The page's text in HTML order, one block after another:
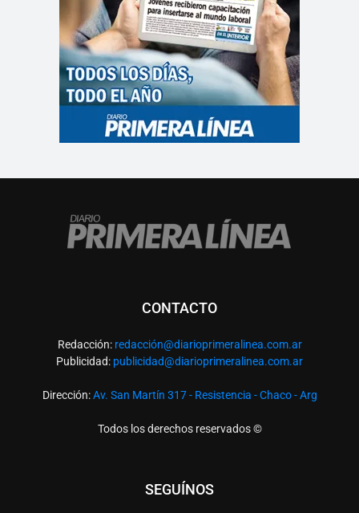
CONTACTO
Redacción: redacción@diarioprimeralinea.com.ar
Publicidad: publicidad@diarioprimeralinea.com.ar
Dirección:Av. San Martín 317 - Resistencia - Chaco - Arg
Todos los derechos reservados ©
SEGUÍNOS